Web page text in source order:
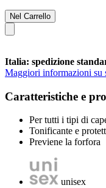
Nel Carrello
Italia: spedizione
Maggiori informazioni su
Caratteristiche e
Per tutti i tipi di
Tonificante e
Previene la forfora
unisex